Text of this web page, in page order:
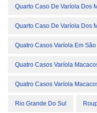
Quarto Caso De Varíola Dos
Quarto Caso De Varíola Dos
Quatro Casos Varíola Em
Quatro Casos Varíola
Quatro Casos Varíola
Rio Grande Do Sul